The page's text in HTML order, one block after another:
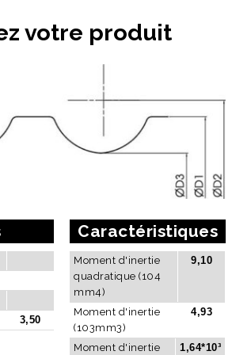
votre produit
3,50
Caractéristiques
Moment d'inertie
quadratique (104
mm4)
9,10
Moment d'inertie
(103mm3)
4,93
Moment d'inertie 1,64*10³